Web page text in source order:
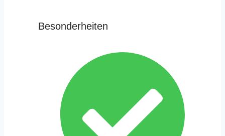
Besonderheiten